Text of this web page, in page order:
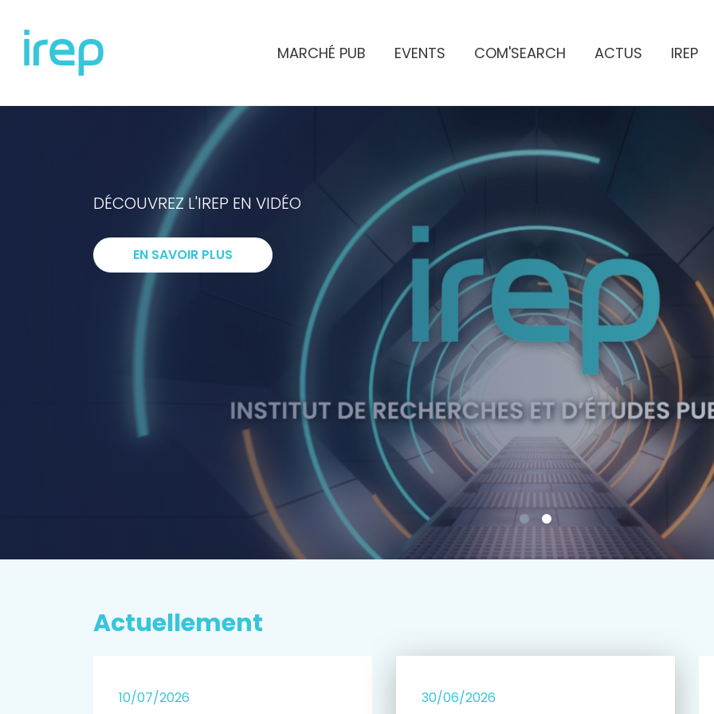
MARCHÉ PUB EVENTS COM'SEARCH ACTUS IREP
INSTITUT DE RECHERCHES ET D'ETUDES PUBLICITAIRES
Intelligence
echerche
xpertise
rospective
DÉCOUVREZ L'IREP EN VIDÉO
EN SAVOIR PLUS
Actuellement
10/07/2026
30/06/2026